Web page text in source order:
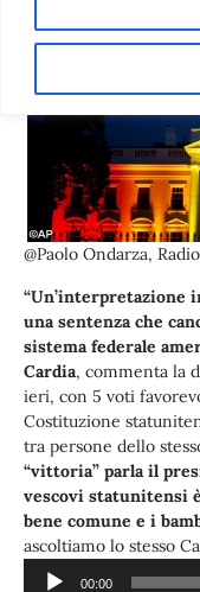
@Paolo Ondarza,
una sentenza che
sistema federale
Cardia, commenta la
ieri, con 5 voti
Costituzione
tra persone dello
“vittoria” parla il
vescovi statunitensi
bene comune e i
ascoltiamo lo stesso
00:00